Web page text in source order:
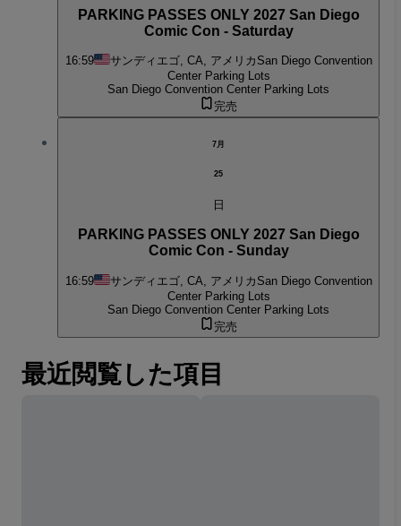
PARKING PASSES ONLY 2027 San Diego
Comic Con - Saturday
16:59 サンディエゴ, CA, アメリカ San Diego Convention
Center Parking Lots
San Diego Convention Center Parking Lots
完売
7月
25
日
PARKING PASSES ONLY 2027 San Diego
Comic Con - Sunday
16:59 サンディエゴ, CA, アメリカ San Diego Convention
Center Parking Lots
San Diego Convention Center Parking Lots
完売
最近閲覧した項目